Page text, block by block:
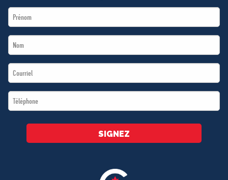
First
Name
Last
Name
Email
*
Téléphone
*
SIGNEZ